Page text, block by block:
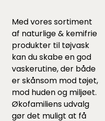
Med vores sortiment
af naturlige & kemifrie
produkter til tøjvask
kan du skabe en god
vaskerutine, der både
er skånsom mod tøjet,
mod huden og miljøet.
Økofamiliens udvalg
gør det muligt at få